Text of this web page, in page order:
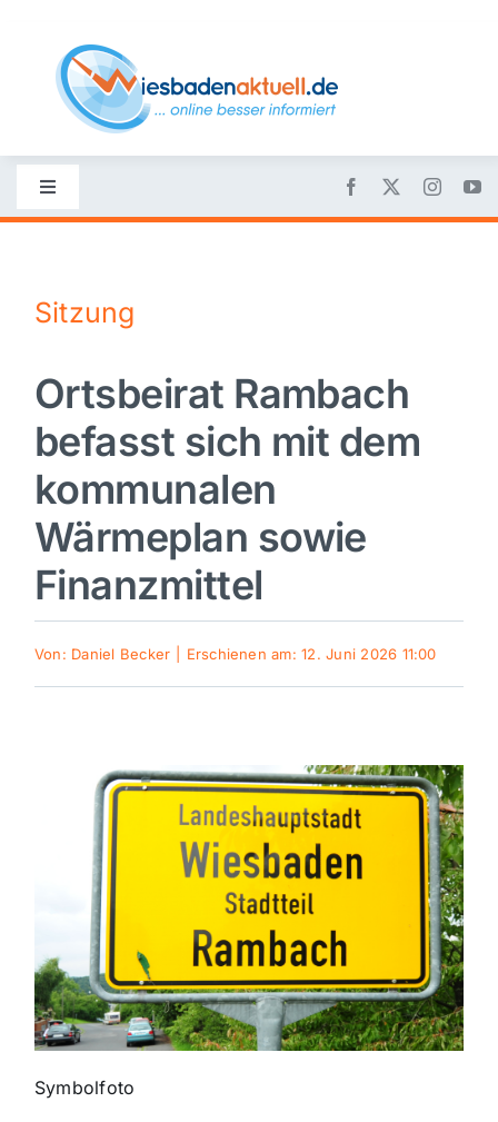
content
Toggle
Navigation
Nachrichten
Politik
Wirtschaft
Sport
Panorama
Verkehrsmeldungen
Polizeimeldungen
Themen und Termine
Sitzung
Ortsbeirat Rambach
befasst sich mit dem
kommunalen
Wärmeplan sowie
Finanzmittel
Von: Daniel Becker Erschienen am: 12. Juni 2026 11:00
Symbolfoto